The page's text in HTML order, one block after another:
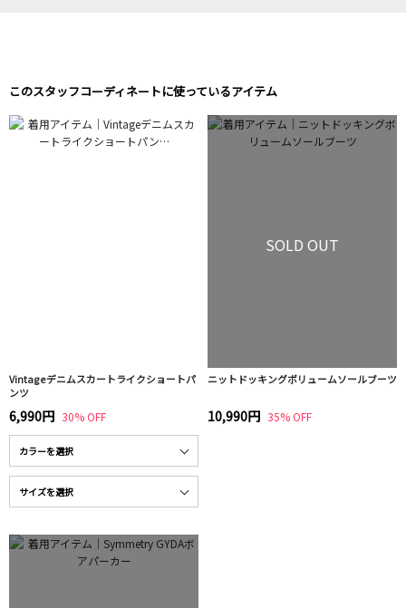
このスタッフコーディネートに使っているアイテム
Vintageデニムスカートライクショートパ
ンツ
6,990円 30% OFF
SOLD OUT
ニットドッキングボリュームソールブーツ
10,990円 35% OFF